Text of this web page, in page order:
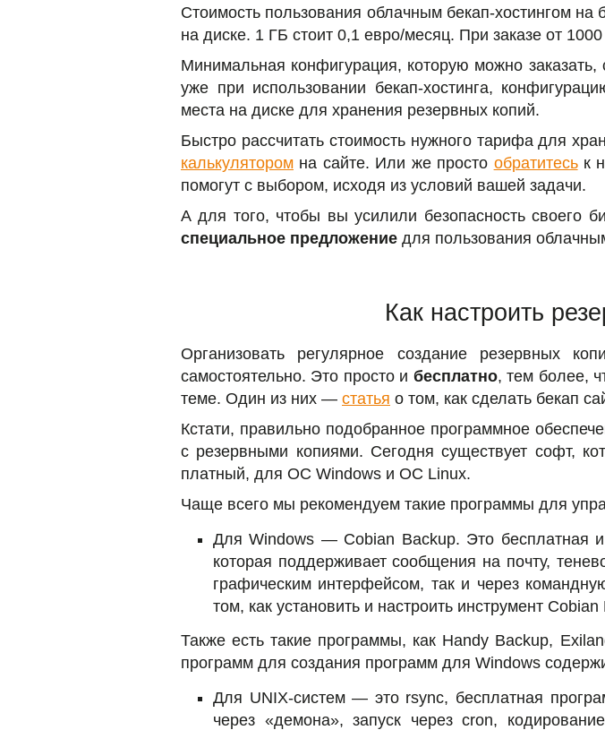
Стоимость пользования облачным бекап-хостингом на
на диске. 1 ГБ стоит 0,1 евро/месяц. При заказе от
Минимальная конфигурация, которую можно
уже при использовании бекап-хостинга,
места на диске для хранения резервных копий.
Быстро рассчитать стоимость нужного тарифа для
калькулятором на сайте. Или же просто обратитеськ
помогут с выбором, исходя из условий вашей задачи.
А для того, чтобы вы усилили безопасность своего
специальное предложение для пользования
Как настроить
Организовать регулярное создание резервных
самостоятельно. Это просто и бесплатно, тем более,
теме. Один из них — статья о том, как сделать бекап
Кстати, правильно подобранное программное
с резервными копиями. Сегодня существует софт,
платный, для ОС Windows и ОС Linux.
Чаще всего мы рекомендуем такие программы для
Для Windows — Cobian Backup. Это бесплатная
которая поддерживает сообщения на почту,
графическим интерфейсом, так и через
том, как установить и настроить инструмент Cobian
Также есть такие программы, как Handy Backup,
программ для создания программ для Windows
Для UNIX-систем — это rsync, бесплатная
через «демона», запуск через cron,